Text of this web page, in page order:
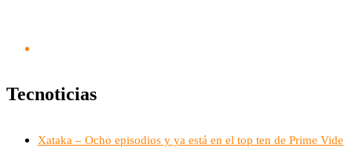
Tecnoticias
Xataka – Ocho episodios y ya está en el top ten de Prime Vide